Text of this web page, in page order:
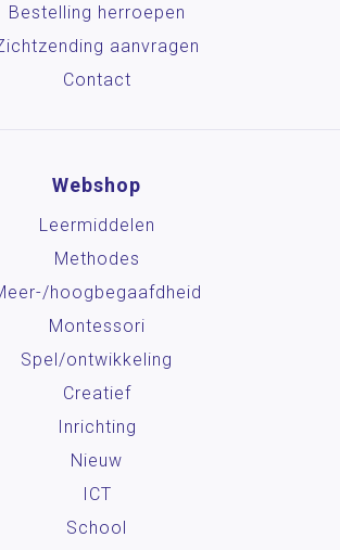
Bestelling herroepen
aanvragen
Contact
Webshop
Leermiddelen
Methodes
hoog­begaafdheid
Montessori
Spel/ontwikkeling
Creatief
Inrichting
Nieuw
ICT
School